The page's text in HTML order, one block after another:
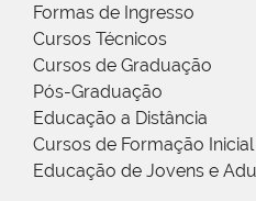
Formas de Ingresso
Cursos Técnicos
Cursos de Graduação
Pós-Graduação
Educação a Distância
Cursos de Formação
Educação de Jovens e